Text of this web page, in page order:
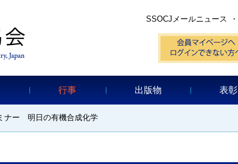
SSOCJメールニュース
行事 出版物 表彰
ナー 明日の有機合成化学